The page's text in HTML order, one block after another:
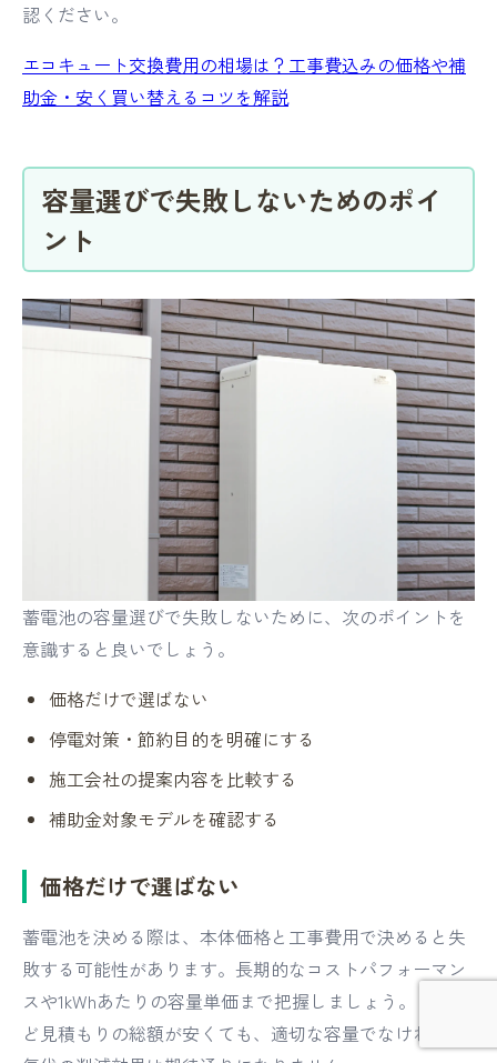
認ください。
エコキュート交換費用の相場は？工事費込みの価格や補
助金・安く買い替えるコツを解説
容量選びで失敗しないためのポイ
ント
蓄電池の容量選びで失敗しないために、次のポイントを
意識すると良いでしょう。
価格だけで選ばない
停電対策・節約目的を明確にする
施工会社の提案内容を比較する
補助金対象モデルを確認する
価格だけで選ばない
蓄電池を決める際は、本体価格と工事費用で決めると失
敗する可能性があります。長期的なコストパフォーマン
スや1kWhあたりの容量単価まで把握しましょう。どれほ
ど見積もりの総額が安くても、適切な容量でなければ電